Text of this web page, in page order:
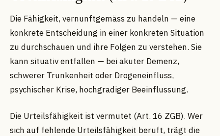
Die Fähigkeit, vernunftgemäss zu handeln — eine
konkrete Entscheidung in einer konkreten Situation
zu durchschauen und ihre Folgen zu verstehen. Sie
kann situativ entfallen — bei akuter Demenz,
schwerer Trunkenheit oder Drogeneinfluss,
psychischer Krise, hochgradiger Beeinflussung.
Die Urteilsfähigkeit ist vermutet (Art. 16 ZGB). Wer
sich auf fehlende Urteilsfähigkeit beruft, trägt die